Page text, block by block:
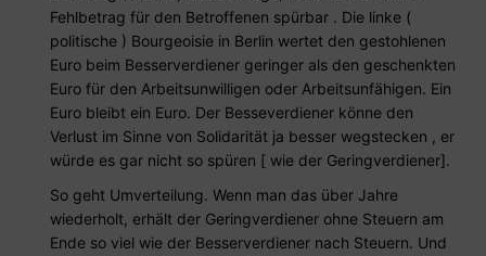
Fehlbetrag für den Betroffenen spürbar . Die linke (
politische ) Bourgeoisie in Berlin wertet den gestohlenen
Euro beim Besserverdiener geringer als den geschenkten
Euro für den Arbeitsunwilligen oder Arbeitsunfähigen. Ein
Euro bleibt ein Euro. Der Besseverdiener könne den
Verlust im Sinne von Solidarität ja besser wegstecken , er
würde es gar nicht so spüren [ wie der Geringverdiener].
So geht Umverteilung. Wenn man das über Jahre
wiederholt, erhält der Geringverdiener ohne Steuern am
Ende so viel wie der Besserverdiener nach Steuern. Und